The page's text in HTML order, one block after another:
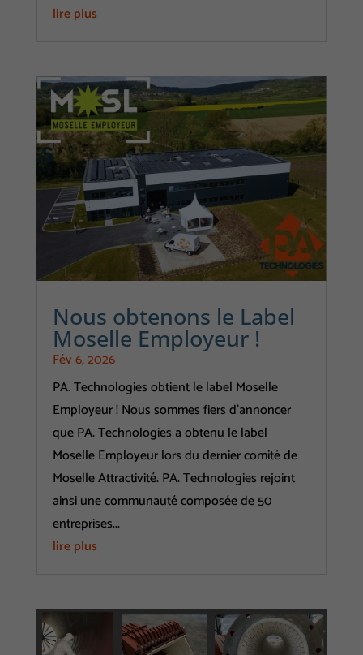
lire plus
Nous obtenons le Label
Moselle Employeur !
Fév 6, 2026
PA. Technologies obtient le label Moselle
Employeur ! Nous sommes fiers d’annoncer
que PA. Technologies a obtenu le label
Moselle Employeur lors du dernier comité de
Moselle Attractivité. PA. Technologies rejoint
ainsi une communauté composée de 50
entreprises...
lire plus